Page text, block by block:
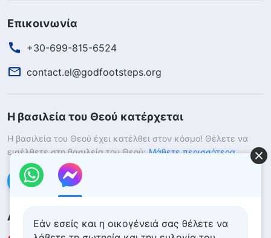
Επικοινωνία
+30-699-815-6524
contact.el@godfootsteps.org
Η βασιλεία του Θεού κατέρχεται
Η βασιλεία του Θεού έχει κατέλθει στον κόσμο! Θέλετε να
εισέλθετε στη βασιλεία του Θεού; Μάθετε περισσότερα
Επικοινωνήστε μαζί μας μέσω Messenger
Ακολουθήστε μας
Εάν εσείς και η οικογένειά σας θέλετε να